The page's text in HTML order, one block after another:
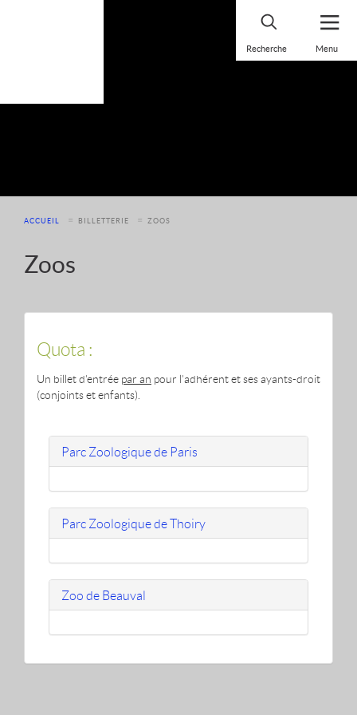
ACCUEIL BILLETTERIE ZOOS
Zoos
Quota :
Un billet d'entrée par an pour l'adhérent et ses ayants-droit
(conjoints et enfants).
Parc Zoologique de Paris
Parc Zoologique de Thoiry
Zoo de Beauval